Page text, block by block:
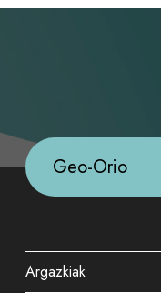
Geo-Orio
Argazkiak